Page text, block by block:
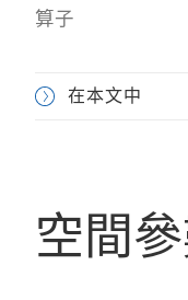
算子
在本文中
空間